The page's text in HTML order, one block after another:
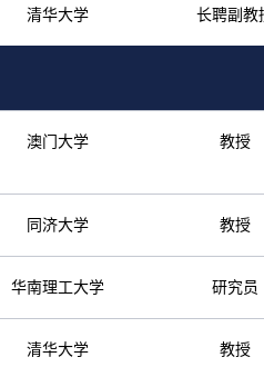
清华大学 长聘副教
澳门大学 教授
同济大学 教授
华南理工大学 研究员
清华大学 教授